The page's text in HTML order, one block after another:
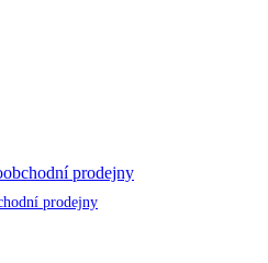
prodejny